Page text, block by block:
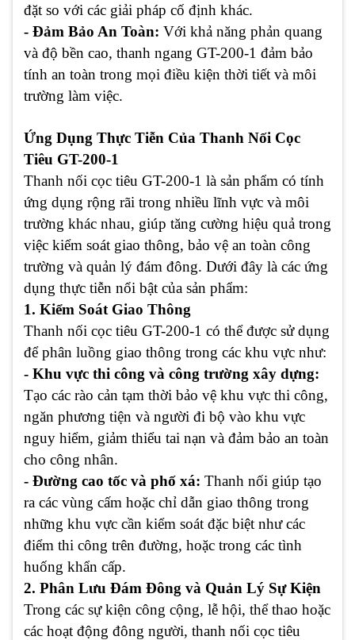
đặt so với các giải pháp cố định khác.
- Đảm Bảo An Toàn: Với khả năng phản quang
và độ bền cao, thanh ngang GT-200-1 đảm bảo
tính an toàn trong mọi điều kiện thời tiết và môi
trường làm việc.
Ứng Dụng Thực Tiễn Của Thanh Nối Cọc
Tiêu GT-200-1
Thanh nối cọc tiêu GT-200-1 là sản phẩm có tính
ứng dụng rộng rãi trong nhiều lĩnh vực và môi
trường khác nhau, giúp tăng cường hiệu quả trong
việc kiểm soát giao thông, bảo vệ an toàn công
trường và quản lý đám đông. Dưới đây là các ứng
dụng thực tiễn nổi bật của sản phẩm:
1. Kiểm Soát Giao Thông
Thanh nối cọc tiêu GT-200-1 có thể được sử dụng
để phân luồng giao thông trong các khu vực như:
- Khu vực thi công và công trường xây dựng:
Tạo các rào cản tạm thời bảo vệ khu vực thi công,
ngăn phương tiện và người đi bộ vào khu vực
nguy hiểm, giảm thiểu tai nạn và đảm bảo an toàn
cho công nhân.
- Đường cao tốc và phố xá: Thanh nối giúp tạo
ra các vùng cấm hoặc chỉ dẫn giao thông trong
những khu vực cần kiểm soát đặc biệt như các
điểm thi công trên đường, hoặc trong các tình
huống khẩn cấp.
2. Phân Lưu Đám Đông và Quản Lý Sự Kiện
Trong các sự kiện công cộng, lễ hội, thể thao hoặc
các hoạt động đông người, thanh nối cọc tiêu